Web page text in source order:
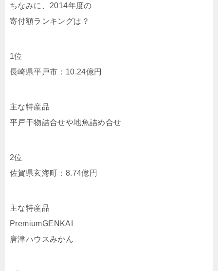
ちなみに、2014年度の
寄付額ランキングは？
1位
長崎県平戸市：10.24億円
主な特産品
平戸干物詰合せや地魚詰め合せ
2位
佐賀県玄海町：8.74億円
主な特産品
PremiumGENKAI
唐津ハウスみかん